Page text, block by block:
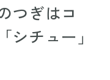
つぎはコ
シチュー」